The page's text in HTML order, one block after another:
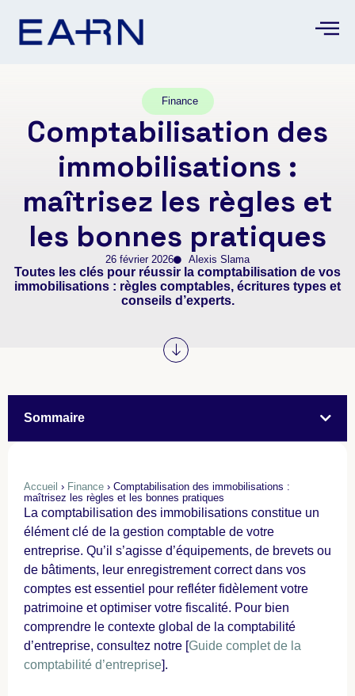
Finance
Comptabilisation des
immobilisations :
maîtrisez les règles et
les bonnes pratiques
26 février 2026 Alexis Slama
Toutes les clés pour réussir la comptabilisation de vos
immobilisations : règles comptables, écritures types et
conseils d’experts.
Accueil › Finance › Comptabilisation des immobilisations :
maîtrisez les règles et les bonnes pratiques
La comptabilisation des immobilisations constitue un
élément clé de la gestion comptable de votre
entreprise. Qu’il s’agisse d’équipements, de brevets ou
de bâtiments, leur enregistrement correct dans vos
comptes est essentiel pour refléter fidèlement votre
patrimoine et optimiser votre fiscalité. Pour bien
comprendre le contexte global de la comptabilité
d’entreprise, consultez notre [Guide complet de la
comptabilité d’entreprise].
Sommaire